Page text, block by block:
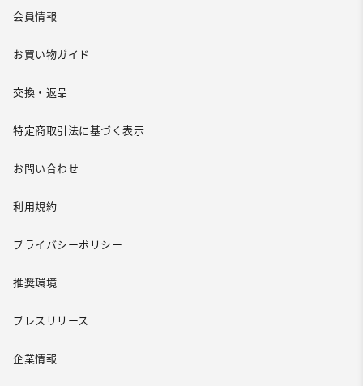
会員情報
お買い物ガイド
交換・返品
特定商取引法に基づく表示
お問い合わせ
利用規約
プライバシーポリシー
推奨環境
プレスリリース
企業情報